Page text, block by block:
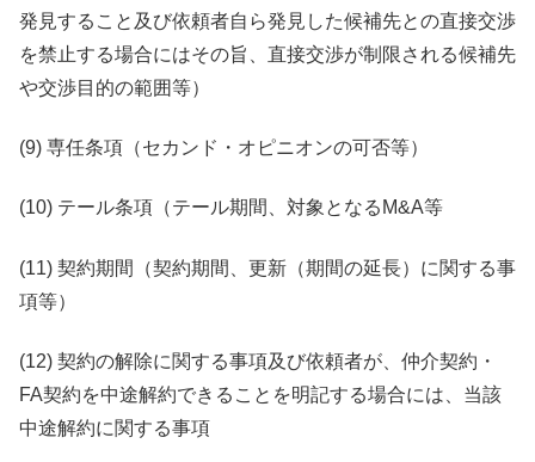
発見すること及び依頼者自ら発見した候補先との直接交渉
を禁止する場合にはその旨、直接交渉が制限される候補先
や交渉目的の範囲等）
(9) 専任条項（セカンド・オピニオンの可否等）
(10) テール条項（テール期間、対象となるM&A等
(11) 契約期間（契約期間、更新（期間の延長）に関する事
項等）
(12) 契約の解除に関する事項及び依頼者が、仲介契約・
FA契約を中途解約できることを明記する場合には、当該
中途解約に関する事項